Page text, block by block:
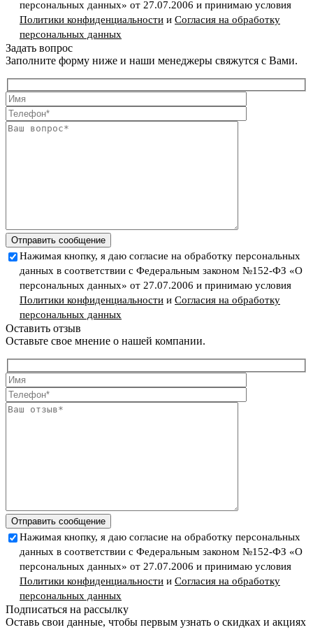
персональных данных» от 27.07.2006 и принимаю условия
Политики конфиденциальности и Согласия на обработку
персональных данных
Задать вопрос
Заполните форму ниже и наши менеджеры свяжутся с Вами.
Отправить сообщение
Нажимая кнопку, я даю согласие на обработку персональных
данных в соответствии с Федеральным законом №152-ФЗ «О
персональных данных» от 27.07.2006 и принимаю условия
Политики конфиденциальности и Согласия на обработку
персональных данных
Оставить отзыв
Оставьте свое мнение о нашей компании.
Отправить сообщение
Нажимая кнопку, я даю согласие на обработку персональных
данных в соответствии с Федеральным законом №152-ФЗ «О
персональных данных» от 27.07.2006 и принимаю условия
Политики конфиденциальности и Согласия на обработку
персональных данных
Подписаться на рассылку
Оставь свои данные, чтобы первым узнать о скидках и акциях